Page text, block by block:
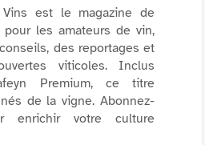
est le magazine de
pour les amateurs de vin,
des reportages et
viticoles. Inclus
Premium, ce titre
de la vigne. Abonnez-
enrichir votre culture